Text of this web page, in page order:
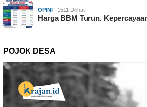
OPINI 1511 Dilihat
Harga BBM Turun,
POJOK DESA